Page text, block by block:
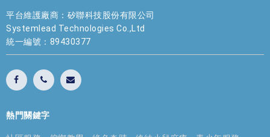
平台維護廠商：矽聯科技股份有限公司
Systemlead Technologies Co.,Ltd
統一編號：89430377
熱門關鍵字